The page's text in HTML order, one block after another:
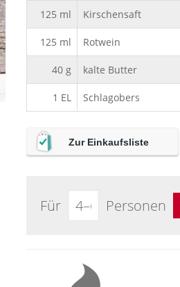
125 ml Kirschensaft
125 ml Rotwein
40 g kalte Butter
1 EL Schlagobers
Zur Einkaufsliste
Für Personen